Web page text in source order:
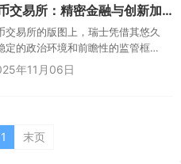
瑞士加密货币交易所：精密金融与创新加密的融合枢纽
交易所的版图上，瑞士凭借其悠久
定的政治环境和前瞻性的监管框
成为一个独特而重要的中心。这里
年11月06日
1 末页